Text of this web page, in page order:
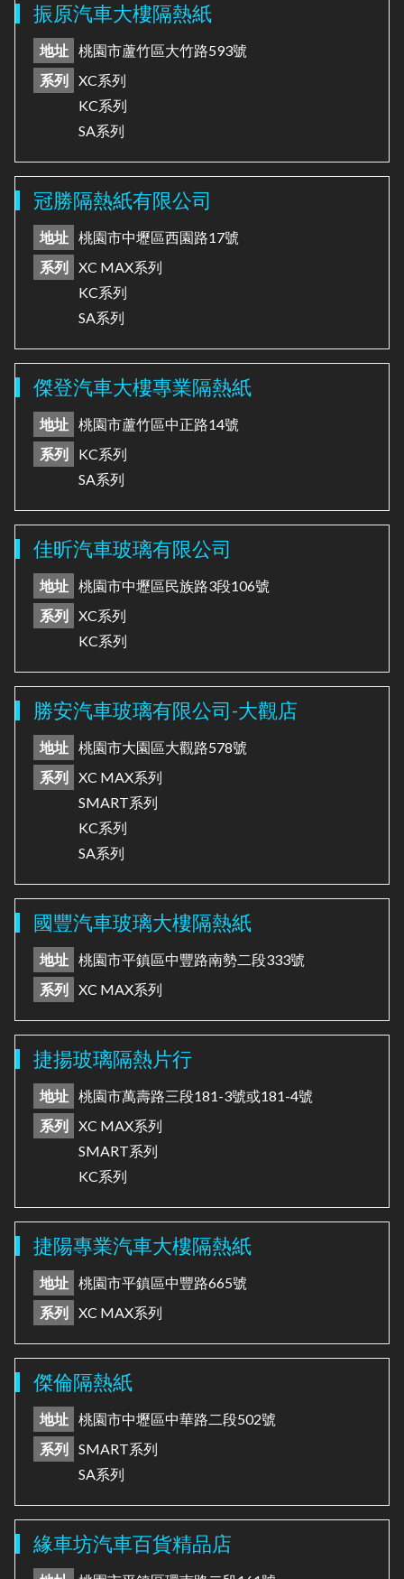
振原汽車大樓隔熱紙
地址
桃園市蘆竹區大竹路593號
系列
XC系列
KC系列
SA系列
冠勝隔熱紙有限公司
地址
桃園市中壢區西園路17號
系列
XC MAX系列
KC系列
SA系列
傑登汽車大樓專業隔熱紙
地址
桃園市蘆竹區中正路14號
系列
KC系列
SA系列
佳昕汽車玻璃有限公司
地址
桃園市中壢區民族路3段106號
系列
XC系列
KC系列
勝安汽車玻璃有限公司-大觀店
地址
桃園市大園區大觀路578號
系列
XC MAX系列
SMART系列
KC系列
SA系列
國豐汽車玻璃大樓隔熱紙
地址
桃園市平鎮區中豐路南勢二段333號
系列
XC MAX系列
捷揚玻璃隔熱片行
地址
桃園市萬壽路三段181-3號或181-4號
系列
XC MAX系列
SMART系列
KC系列
捷陽專業汽車大樓隔熱紙
地址
桃園市平鎮區中豐路665號
系列
XC MAX系列
傑倫隔熱紙
地址
桃園市中壢區中華路二段502號
系列
SMART系列
SA系列
緣車坊汽車百貨精品店